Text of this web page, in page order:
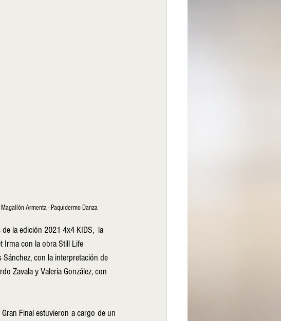
Armenta - Paquidermo Danza
la edición 2021 4x4 KIDS,  la
Irma con la obra Still Life
Sánchez, con la interpretación de
Zavala y Valeria González, con
Final estuvieron a cargo de un